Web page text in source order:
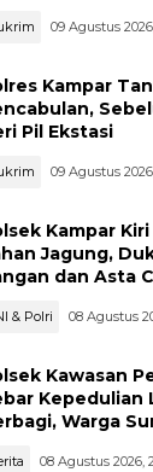
09 Agustus
Kampar
Pil Ekstasi
09 Agustus
Kampar
Jagung,
dan Asta
& Polri 08 Agustus
Kawasan
Kepedulian
Warga
08 Agustus 2026,